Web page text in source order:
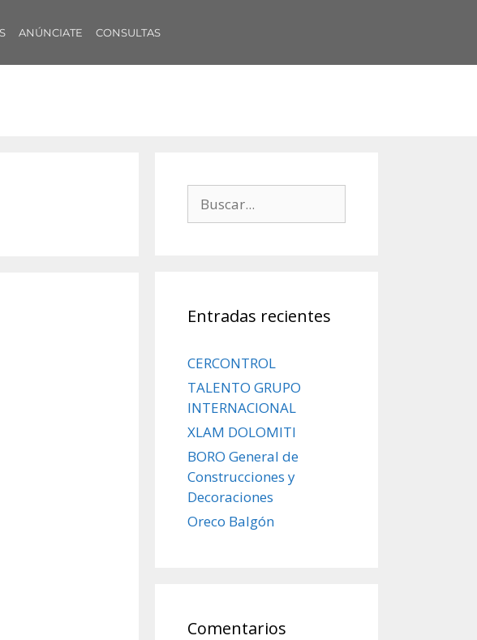
ANÚNCIATE CONSULTAS
Entradas recientes
CERCONTROL
TALENTO GRUPO
INTERNACIONAL
XLAM DOLOMITI
BORO General de
Construcciones y
Decoraciones
Oreco Balgón
Comentarios